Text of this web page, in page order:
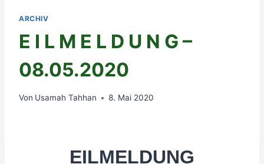
ARCHIV
E I L M E L D U N G –
08.05.2020
Von Usamah Tahhan 8. Mai 2020
EILMELDUNG